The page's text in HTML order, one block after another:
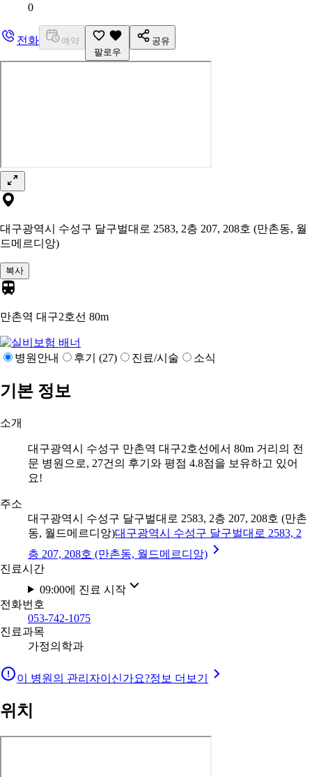
0
전화
예약
팔로우
공유
대구광역시 수성구 달구벌대로 2583, 2층 207, 208호 (만촌동, 월
드메르디앙)
복사
만촌역 대구2호선 80m
병원안내 후기 (27) 진료/시술 소식
기본 정보
소개
대구광역시 수성구 만촌역 대구2호선에서 80m 거리의 전
문 병원으로, 27건의 후기와 평점 4.8점을 보유하고 있어
요!
주소
대구광역시 수성구 달구벌대로 2583, 2층 207, 208호 (만촌
동, 월드메르디앙)대구광역시 수성구 달구벌대로 2583, 2
층 207, 208호 (만촌동, 월드메르디앙)
진료시간
09:00에 진료 시작
전화번호
053-742-1075
진료과목
가정의학과
이 병원의 관리자이신가요?정보 더보기
위치